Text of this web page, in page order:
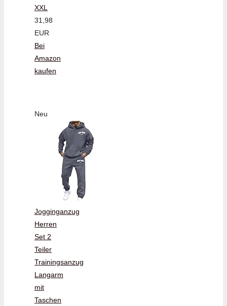
XXL
31,98
EUR
Bei
Amazon
kaufen
Neu
Jogginganzug
Herren
Set 2
Teiler
Trainingsanzug
Langarm
mit
Taschen